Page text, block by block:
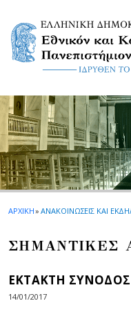
ΑΡΧΙΚΗ» ΑΝΑΚΟΙΝΩΣΕΙΣ ΚΑΙ
ΣΗΜΑΝΤΙΚΕΣ
ΕΚΤΑΚΤΗ
14/01/2017